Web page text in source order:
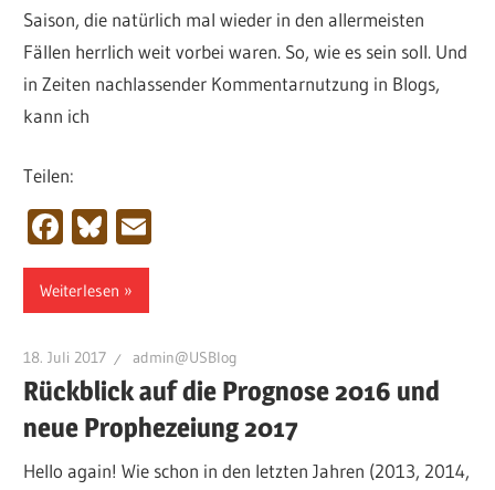
Saison, die natürlich mal wieder in den allermeisten
Fällen herrlich weit vorbei waren. So, wie es sein soll. Und
in Zeiten nachlassender Kommentarnutzung in Blogs,
kann ich
Teilen:
Facebook
Bluesky
Weiterlesen
18. Juli 2017 admin@USBlog
Rückblick auf die Prognose 2016 und
neue Prophezeiung 2017
Hello again! Wie schon in den letzten Jahren (2013, 2014,